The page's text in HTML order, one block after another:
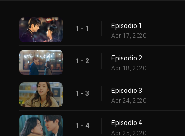
1 - 1 Episodio 1
Apr. 17, 2020
1 - 2 Episodio 2
Apr. 18, 2020
1 - 3 Episodio 3
Apr. 24, 2020
1 - 4 Episodio 4
Apr. 25, 2020